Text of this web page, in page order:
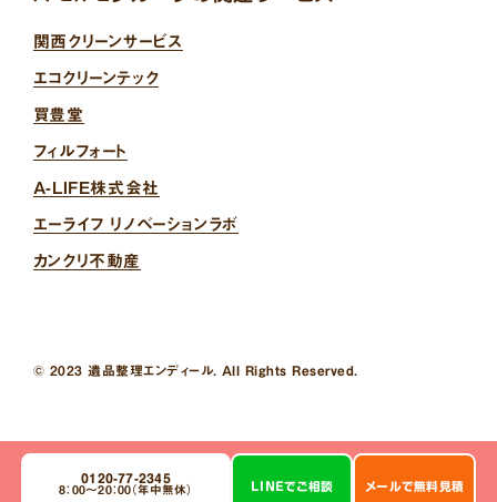
関西クリーンサービス
エコクリーンテック
買豊堂
フィルフォート
A-LIFE株式会社
エーライフ リノベーションラボ
カンクリ不動産
© 2023 遺品整理エンディール. All Rights Reserved.
0120-77-2345
8：00～20：00（年中無休）
LINEで ご相談 メールで無料見積